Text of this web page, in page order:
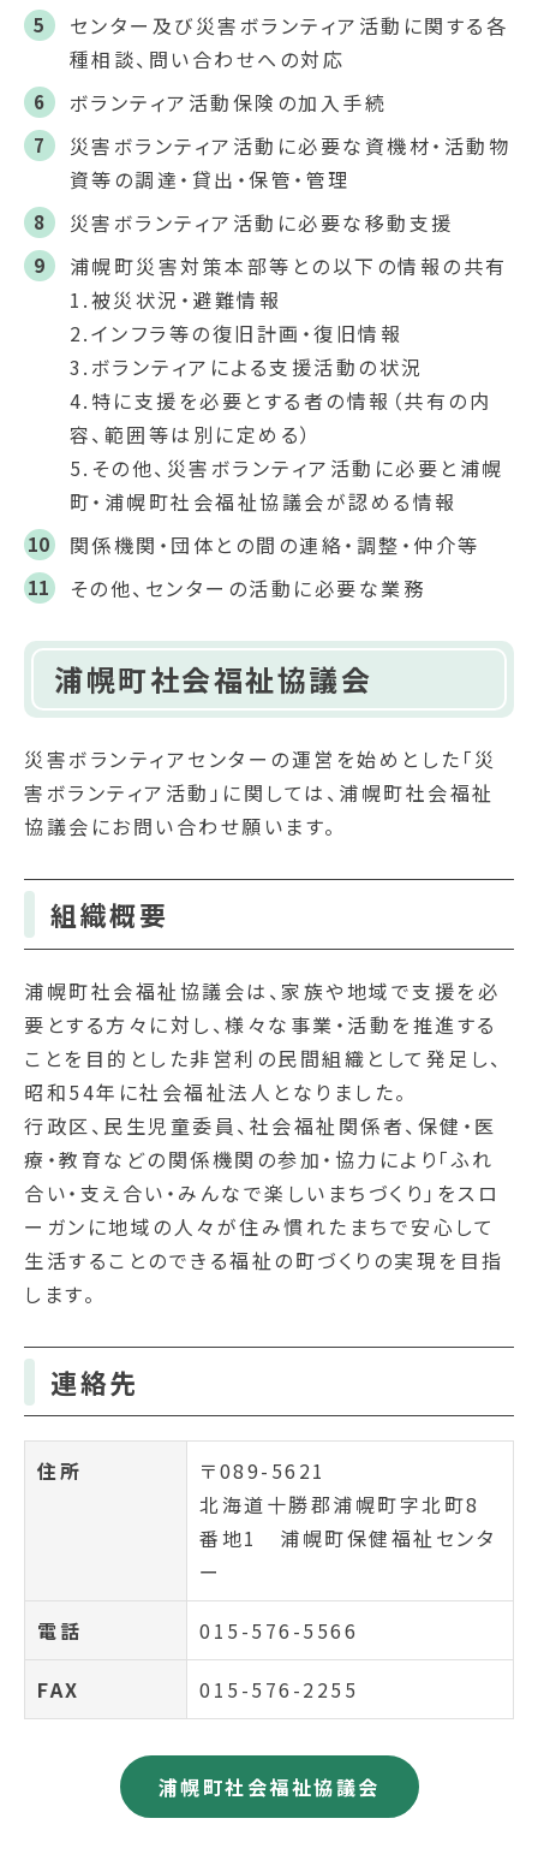
センター及び災害ボランティア活動に関する各
種相談、問い合わせへの対応
ボランティア活動保険の加入手続
災害ボランティア活動に必要な資機材・活動物
資等の調達・貸出・保管・管理
災害ボランティア活動に必要な移動支援
浦幌町災害対策本部等との以下の情報の共有
1.被災状況・避難情報
2.インフラ等の復旧計画・復旧情報
3.ボランティアによる支援活動の状況
4.特に支援を必要とする者の情報（共有の内
容、範囲等は別に定める）
5.その他、災害ボランティア活動に必要と浦幌
町・浦幌町社会福祉協議会が認める情報
関係機関・団体との間の連絡・調整・仲介等
その他、センターの活動に必要な業務
浦幌町社会福祉協議会
災害ボランティアセンターの運営を始めとした「災
害ボランティア活動」に関しては、浦幌町社会福祉
協議会にお問い合わせ願います。
組織概要
浦幌町社会福祉協議会は、家族や地域で支援を必
要とする方々に対し、様々な事業・活動を推進する
ことを目的とした非営利の民間組織として発足し、
昭和54年に社会福祉法人となりました。
行政区、民生児童委員、社会福祉関係者、保健・医
療・教育などの関係機関の参加・協力により「ふれ
合い・支え合い・みんなで楽しいまちづくり」をスロ
ーガンに地域の人々が住み慣れたまちで安心して
生活することのできる福祉の町づくりの実現を目指
します。
連絡先
住所
〒089-5621
北海道十勝郡浦幌町字北町8
番地1 浦幌町保健福祉センタ
ー
電話 015-576-5566
FAX 015-576-2255
浦幌町社会福祉協議会